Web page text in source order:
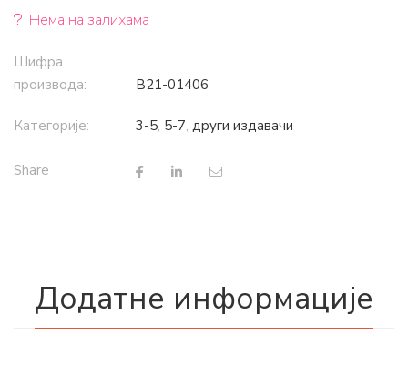
635,45 рсд.
Нема на залихама
Шифра
производа:
B21-01406
Категорије: 3-5, 5-7, други издавачи
Share
Додатне информације